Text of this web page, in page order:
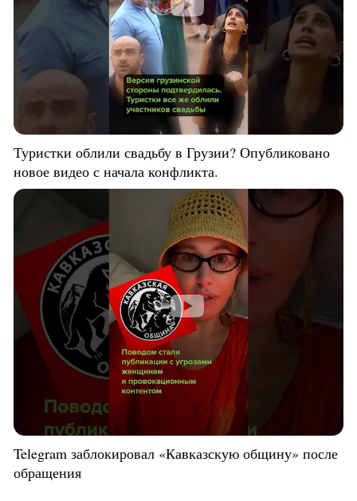
Туристки облили свадьбу в Грузии? Опубликовано
новое видео с начала конфликта.
Telegram заблокировал «Кавказскую общину» после
обращения